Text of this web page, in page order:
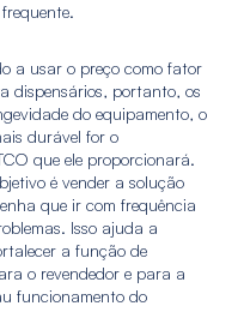
a usar o preço como fator
dispensários, portanto, os
do equipamento, o
durável for o
que ele proporcionará.
é vender a solução
que ir com frequência
Isso ajuda a
a função de
o revendedor e para a
funcionamento do